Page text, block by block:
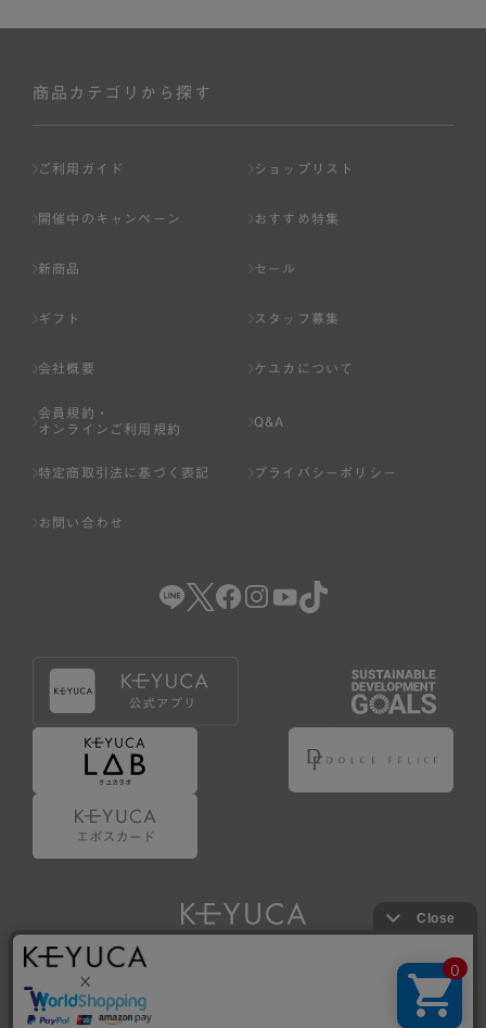
ません。
ページへの入力、または弊社が別途指定する方法に従って
基づき判断した場合は、弊社は、その登録を取り消すこと
のいずれかの事由に該当する場合は、その登録を拒否し、
または事前に通知することなく一旦なされた登録を取り消
いる場合。
（5） その他、本規約または個別規定に違反した場合。
4.会員登録が取り消された場合においても、当該会員は、
弊社とのお取引等により既に発生した支払義務等の取引上
の義務および本規約上の義務の履行責任を免れないものと
します。
5.仮登録とは、ケユカが提供するアプリ等でサービスを利
用するための簡易的な会員登録（以下「仮登録」といいま
6.仮登録をすることで、第9条のポイント付与を受けるこ
とができます。
7.仮登録状態はポイントの利用は行えず、第3条1項の通り
に登録完了することでポイント利用が行えるようになりま
す。
商品カテゴリから探す
ご利用ガイド ショップリスト
開催中のキャンペーン おすすめ特集
新商品 セール
ギフト スタッフ募集
会社概要 ケユカについて
会員規約・
オンラインご利用規約
Q&A
特定商取引法に基づく表記 プライバシーポリシー
お問い合わせ
Copyright © KAWAJUN Co., Ltd. All Rights Reserved.